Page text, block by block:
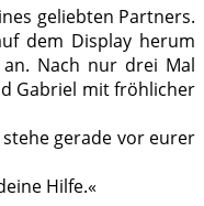
geliebten Partners.
dem Display herum
Nach nur drei Mal
Gabriel mit fröhlicher
stehe gerade vor eurer
Hilfe.«